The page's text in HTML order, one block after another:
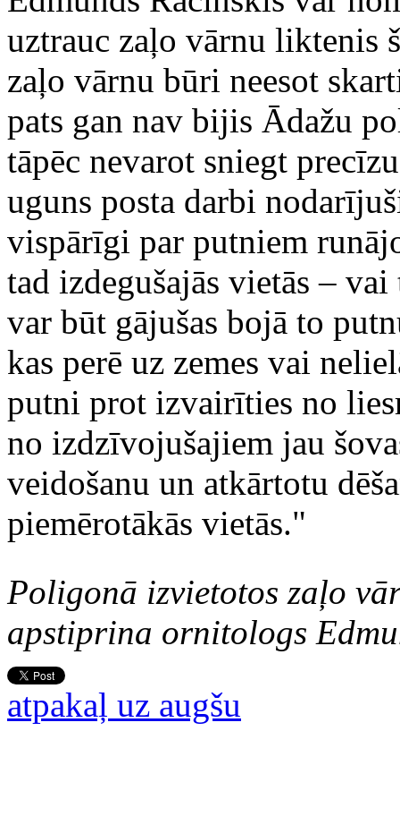
uztrauc zaļo vārnu liktenis
zaļo vārnu būri neesot
pats gan nav bijis Ādažu
tāpēc nevarot sniegt
uguns posta darbi
vispārīgi par putniem
tad izdegušajās vietās –
var būt gājušas bojā to
kas perē uz zemes vai
putni prot izvairīties no
no izdzīvojušajiem jau
veidošanu un atkārtotu
piemērotākās vietās."
Poligonā izvietotos zaļo
apstiprina ornitologs
atpakaļ uz augšu